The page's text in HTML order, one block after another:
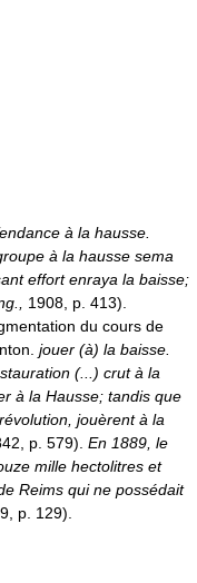
à la hausse.
à la hausse sema
effort enraya la baisse;
1908, p. 413).
du cours de
jouer (à) la baisse.
(...) crut à la
à la Hausse; tandis que
jouèrent à la
p. 579). En 1889, le
mille hectolitres et
Reims qui ne possédait
p. 129).